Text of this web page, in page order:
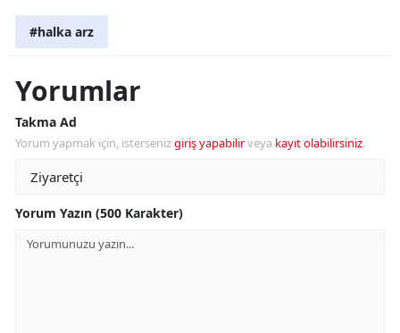
#halka arz
Yorumlar
Takma Ad
Yorum yapmak için, istersenizgiriş yapabilirveya kayıt olabilirsiniz.
Yorum Yazın (500 Karakter)